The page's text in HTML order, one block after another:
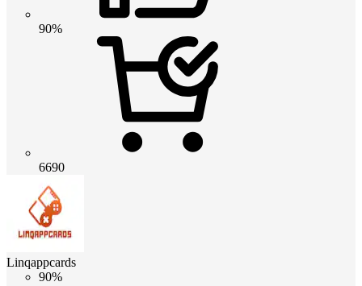
90%
6690
Linqappcards
90%